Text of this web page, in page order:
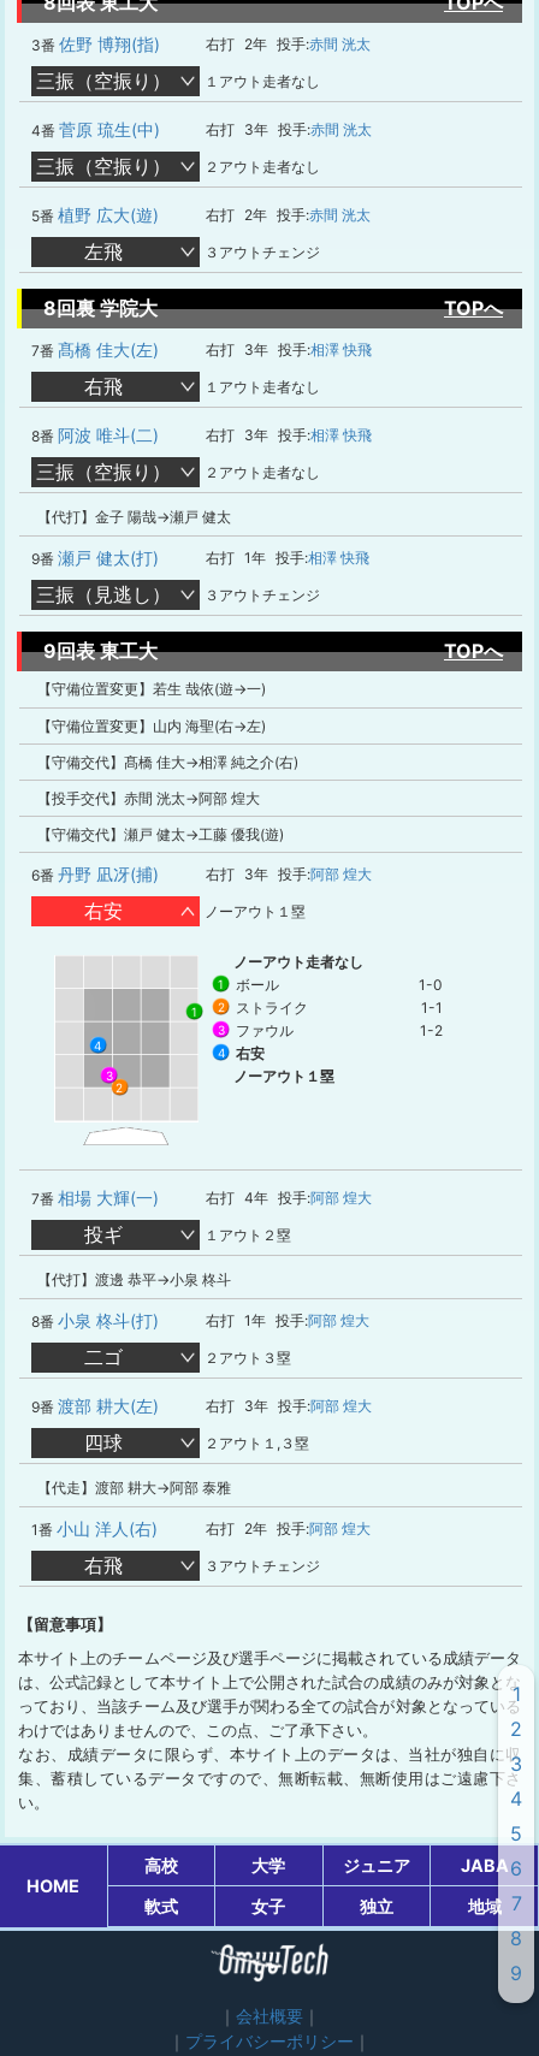
3番 佐野 博翔(指) 右打 2年 投手:赤間 洸太
三振（空振り） １アウト走者なし
4番 菅原 琉生(中) 右打 3年 投手:赤間 洸太
三振（空振り） ２アウト走者なし
5番 植野 広大(遊) 右打 2年 投手:赤間 洸太
左飛 ３アウトチェンジ
8回裏 学院大 TOPへ
7番 髙橋 佳大(左) 右打 3年 投手:相澤 快飛
右飛 １アウト走者なし
8番 阿波 唯斗(二) 右打 3年 投手:相澤 快飛
三振（空振り） ２アウト走者なし
【代打】金子 陽哉→瀬戸 健太
9番 瀬戸 健太(打) 右打 1年 投手:相澤 快飛
三振（見逃し） ３アウトチェンジ
9回表 東工大 TOPへ
【守備位置変更】若生 哉依(遊→一)
【守備位置変更】山内 海聖(右→左)
【守備交代】髙橋 佳大→相澤 純之介(右)
【投手交代】赤間 洸太→阿部 煌大
【守備交代】瀬戸 健太→工藤 優我(遊)
6番 丹野 凪冴(捕) 右打 3年 投手:阿部 煌大
右安 ノーアウト１塁
1
2
3
4
ノーアウト走者なし
1 ボール 1-0
2 ストライク 1-1
3 ファウル 1-2
4
右安
ノーアウト１塁
7番 相場 大輝(一) 右打 4年 投手:阿部 煌大
投ギ １アウト２塁
【代打】渡邊 恭平→小泉 柊斗
8番 小泉 柊斗(打) 右打 1年 投手:阿部 煌大
二ゴ ２アウト３塁
9番 渡部 耕大(左) 右打 3年 投手:阿部 煌大
四球 ２アウト１,３塁
【代走】渡部 耕大→阿部 泰雅
1番 小山 洋人(右) 右打 2年 投手:阿部 煌大
右飛 ３アウトチェンジ
【留意事項】
本サイト上のチームページ及び選手ページに掲載されている成績データ
は、公式記録として本サイト上で公開された試合の成績のみが対象とな
っており、当該チーム及び選手が関わる全ての試合が対象となっている
わけではありませんので、この点、ご了承下さい。
なお、成績データに限らず、本サイト上のデータは、当社が独自に収
集、蓄積しているデータですので、無断転載、無断使用はご遠慮下さ
い。
HOME
高校 大学 ジュニア
JABA
軟式
女子 独立 地域
会社概要
プライバシーポリシー
1
2
3
4
5
6
7
8
9